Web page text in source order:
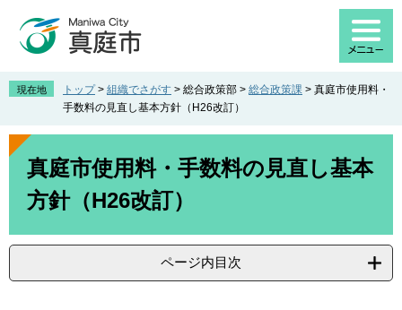
先
。
を
て
現在地 トップ > 組織でさがす > 総合政策部 > 総合政策課 > 真庭市使用料・
手数料の見直し基本方針（H26改訂）
本
真庭市使用料・手数料の見直し基本
方針（H26改訂）
ページ内目次